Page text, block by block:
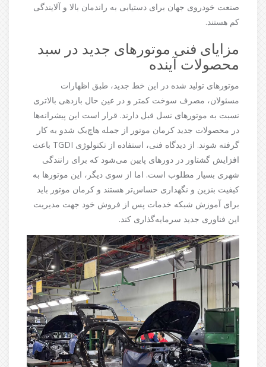
صنعت خودروی جهان برای دستیابی به راندمان بالا و آلایندگی
کم هستند.
مزایای فنی موتورهای جدید در سبد
محصولات آینده
موتورهای تولید شده در این خط جدید، طبق اظهارات
مسئولان، مصرف سوخت کمتر و در عین حال بازدهی بالاتری
نسبت به موتورهای نسل قبل دارند. قرار است این پیشرانه‌ها
در محصولات جدید کرمان موتور از جمله هاچ‌بک شدو به کار
گرفته شوند. از دیدگاه فنی، استفاده از تکنولوژی TGDI باعث
افزایش گشتاور در دورهای پایین می‌شود که برای رانندگی
شهری بسیار مطلوب است. اما از سوی دیگر، این موتورها به
کیفیت بنزین و نگهداری حساس‌تر هستند و کرمان موتور باید
برای آموزش شبکه خدمات پس از فروش خود جهت مدیریت
این فناوری جدید سرمایه‌گذاری کند.